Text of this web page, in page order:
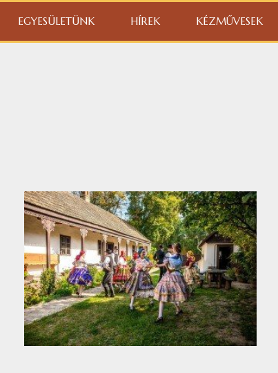
EGYESÜLETÜNK HÍREK KÉZMŰVESEK